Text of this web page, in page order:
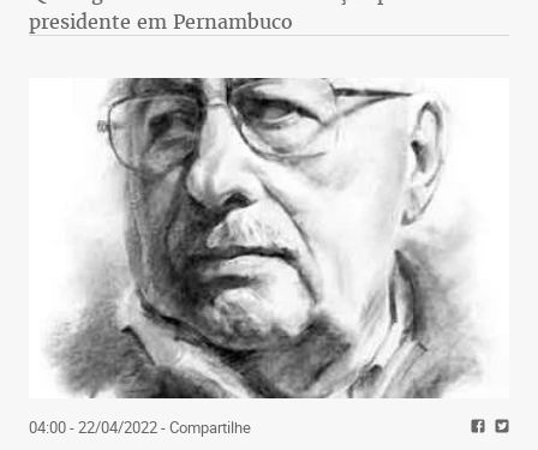
presidente em Pernambuco
04:00 - 22/04/2022- Compartilhe